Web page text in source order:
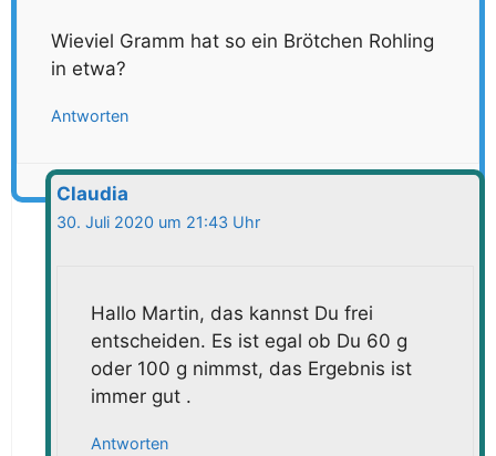
Wieviel Gramm hat so ein Brötchen Rohling
in etwa?
Antworten
Claudia
30. Juli 2020 um 21:43 Uhr
Hallo Martin, das kannst Du frei
entscheiden. Es ist egal ob Du 60 g
oder 100 g nimmst, das Ergebnis ist
immer gut .
Antworten